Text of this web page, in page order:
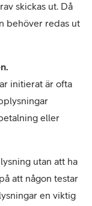
skickas ut. Då
behöver redas ut
initierat är ofta
eller
utan att ha
att någon testar
en viktig